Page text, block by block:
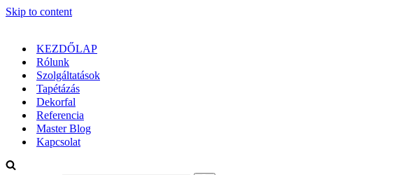
Skip to content
KEZDŐLAP
Rólunk
Szolgáltatások
Tapétázás
Dekorfal
Referencia
Master Blog
Kapcsolat